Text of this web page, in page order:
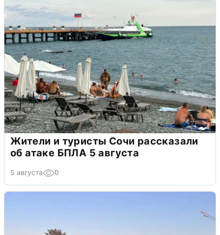
Жители и туристы Сочи рассказали
об атаке БПЛА 5 августа
5 августа 0